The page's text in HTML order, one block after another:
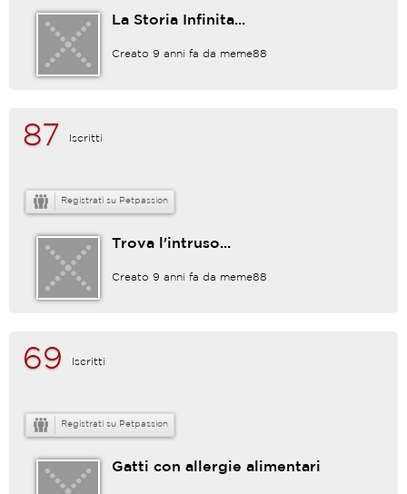
La Storia Infinita...
Creato 9 anni fa da meme88
87 Iscritti
Registrati su Petpassion
Trova l'intruso...
Creato 9 anni fa da meme88
69 Iscritti
Registrati su Petpassion
Gatti con allergie alimentari